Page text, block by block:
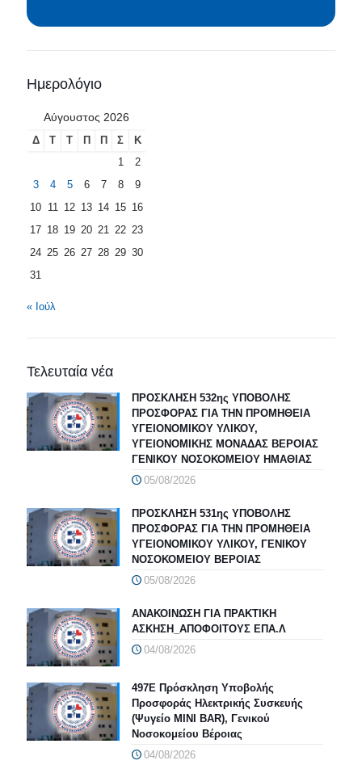
Ημερολόγιο
Αύγουστος 2026
Δ Τ Τ Π Π Σ
Κ
1
2
3
4 5 6 7 8
9
10 11 12 13 14 15 16
17 18 19 20 21 22 23
24 25 26 27 28 29 30
31
« Ιούλ
Τελευταία νέα
ΠΡΟΣΚΛΗΣΗ 532ης ΥΠΟΒΟΛΗΣ
ΠΡΟΣΦΟΡΑΣ ΓΙΑ ΤΗΝ ΠΡΟΜΗΘΕΙΑ
ΥΓΕΙΟΝΟΜΙΚΟΥ ΥΛΙΚΟΥ,
ΥΓΕΙΟΝΟΜΙΚΗΣ ΜΟΝΑΔΑΣ ΒΕΡΟΙΑΣ
ΓΕΝΙΚΟΥ ΝΟΣΟΚΟΜΕΙΟΥ ΗΜΑΘΙΑΣ
05/08/2026
ΠΡΟΣΚΛΗΣΗ 531ης ΥΠΟΒΟΛΗΣ
ΠΡΟΣΦΟΡΑΣ ΓΙΑ ΤΗΝ ΠΡΟΜΗΘΕΙΑ
ΥΓΕΙΟΝΟΜΙΚΟΥ ΥΛΙΚΟΥ, ΓΕΝΙΚΟΥ
ΝΟΣΟΚΟΜΕΙΟΥ ΒΕΡΟΙΑΣ
05/08/2026
ΑΝΑΚΟΙΝΩΣΗ ΓΙΑ ΠΡΑΚΤΙΚΗ
ΑΣΚΗΣΗ_ΑΠΟΦΟΙΤΟΥΣ ΕΠΑ.Λ
04/08/2026
497Ε Πρόσκληση Υποβολής
Προσφοράς Ηλεκτρικής Συσκευής
(Ψυγείο MINI BAR), Γενικού
Νοσοκομείου Βέροιας
04/08/2026